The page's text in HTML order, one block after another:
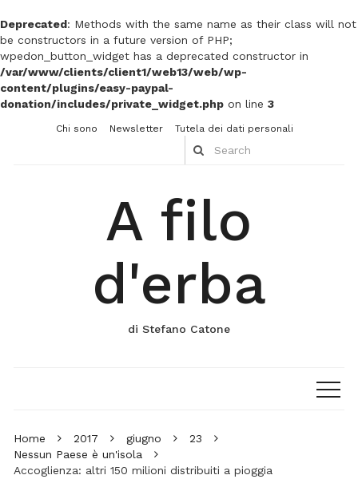
Deprecated: Methods with the same name as their class will not
be constructors in a future version of PHP;
wpedon_button_widget has a deprecated constructor in
/var/www/clients/client1/web13/web/wp-
content/plugins/easy-paypal-
donation/includes/private_widget.php on line 3
Chi sono Newsletter Tutela dei dati personali
A filo
d'erba
di Stefano Catone
Home 2017 giugno
23
Nessun Paese è un'isola
Accoglienza: altri 150 milioni distribuiti a pioggia